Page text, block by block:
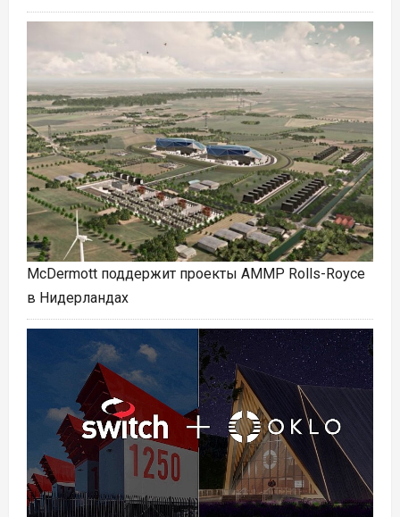
McDermott поддержит проекты АММР Rolls-Royce
в Нидерландах